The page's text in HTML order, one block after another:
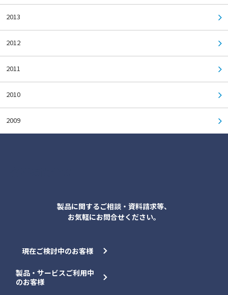
2013
2012
2011
2010
2009
製品に関するご相談・資料請求等、
お気軽にお問合せください。
現在ご検討中のお客様
製品・サービスご利用中
のお客様